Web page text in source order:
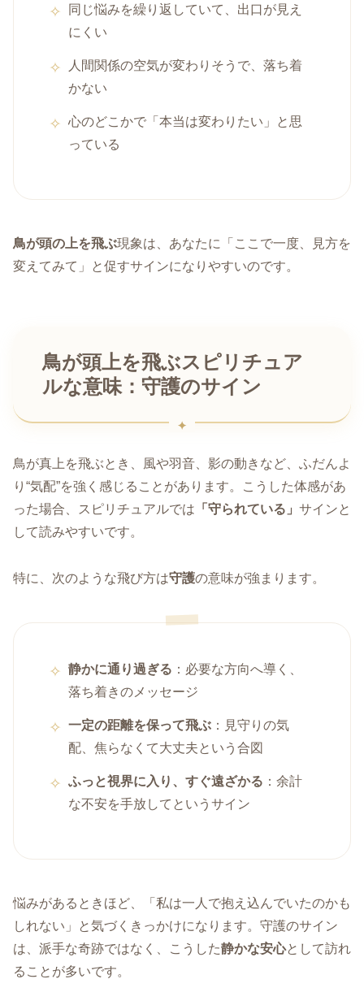
同じ悩みを繰り返していて、出口が見え
にくい
人間関係の空気が変わりそうで、落ち着
かない
心のどこかで「本当は変わりたい」と思
っている
鳥が頭の上を飛ぶ現象は、あなたに「ここで一度、見方を
変えてみて」と促すサインになりやすいのです。
鳥が頭上を飛ぶスピリチュア
ルな意味：守護のサイン
鳥が真上を飛ぶとき、風や羽音、影の動きなど、ふだんよ
り“気配”を強く感じることがあります。こうした体感があ
った場合、スピリチュアルでは 「守られている」 サインと
して読みやすいです。
特に、次のような飛び方は守護の意味が強まります。
静かに通り過ぎる ：必要な方向へ導く、
落ち着きのメッセージ
一定の距離を保って飛ぶ ：見守りの気
配、焦らなくて大丈夫という合図
ふっと視界に入り、すぐ遠ざかる ：余計
な不安を手放してというサイン
悩みがあるときほど、「私は一人で抱え込んでいたのかも
しれない」と気づくきっかけになります。守護のサイン
は、派手な奇跡ではなく、こうした静かな安心として訪れ
ることが多いです。